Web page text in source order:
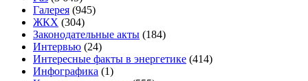
Галерея (945)
ЖКХ (304)
Законодательные акты (184)
Интервью (24)
Интересные факты в энергетике (414)
Инфографика (1)